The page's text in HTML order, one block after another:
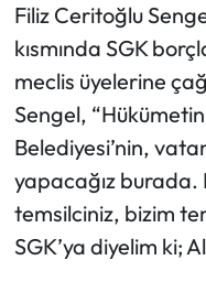
Filiz Ceritoğlu
kısmında SGK
meclis üyelerine
Sengel,
Belediyesi’nin,
yapacağız burada.
temsilciniz, bizim
SGK’ya diyelim ki;